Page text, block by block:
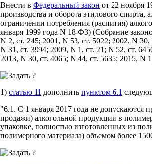
Внести в Федеральный закон от 22 ноября
производства и оборота этилового
ограничении потребления (распития)
января 1999 года N 18-ФЗ) (Собрание
N 2, ст. 245; 2001, N 53, ст. 5022; 2002, N
N 31, ст. 3994; 2009, N 1, ст. 21; N 52, ст.
2013, N 30, ст. 4065; N 44, ст. 5635; 2015, N
1) статью 11 дополнить пунктом 6.1
"6.1. С 1 января 2017 года не допускаются
продажи) алкогольной продукции в
упаковке, полностью изготовленных из
полимерного материала) объемом более